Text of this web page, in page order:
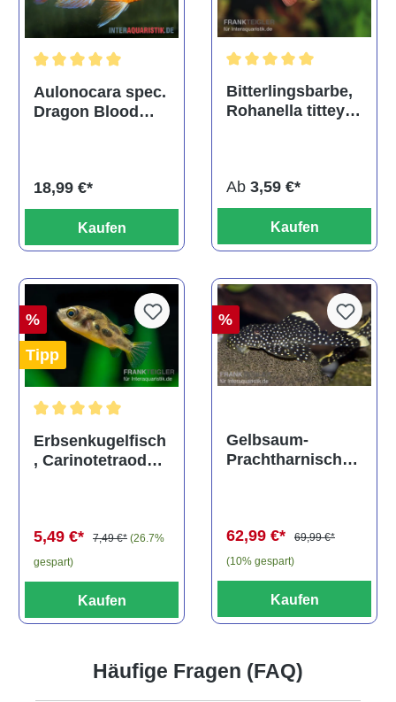
Durchschnittliche Bewertung von 5 von 5 Sternen
Aulonocara spec.
Dragon Blood
18,99 €*
Kaufen
Bitterlingsbarbe,
Rohanella titteya,
Ab 3,59 €*
Kaufen
%
Tipp
Durchschnittliche Bewertung von 5 von 5 Sternen
Erbsenkugelfisch
, Carinotetraodon
5,49 €* 7,49 €* (26.7%
gespart)
Kaufen
%
Gelbsaum-
Prachtharnischw
62,99 €*
69,99 €*
(10% gespart)
Kaufen
Häufige Fragen (FAQ)